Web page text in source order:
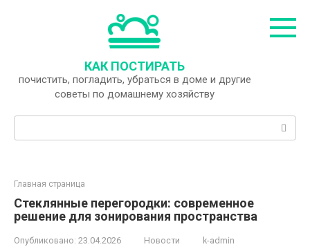
КАК ПОСТИРАТЬ
почистить, погладить, убраться в доме и другие
советы по домашнему хозяйству
Главная страница
Стеклянные перегородки: современное
решение для зонирования пространства
Опубликовано: 23.04.2026 Новости k-admin